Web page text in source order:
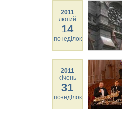
2011
лютий
14
понеділок
2011
січень
31
понеділок